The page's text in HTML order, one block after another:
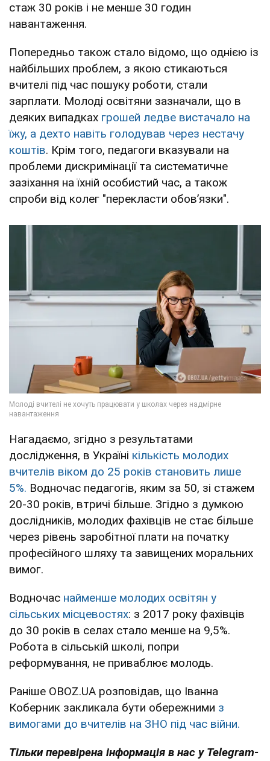
стаж 30 років і не менше 30 годин
навантаження.
Попередньо також стало відомо, що однією із
найбільших проблем, з якою стикаються
вчителі під час пошуку роботи, стали
зарплати. Молоді освітяни зазначали, що в
деяких випадках грошей ледве вистачало на
їжу, а дехто навіть голодував через нестачу
коштів. Крім того, педагоги вказували на
проблеми дискримінації та систематичне
зазіхання на їхній особистий час, а також
спроби від колег "перекласти обовʼязки".
Нагадаємо, згідно з результатами
дослідження, в Україні кількість молодих
вчителів віком до 25 років становить лише
5%. Водночас педагогів, яким за 50, зі стажем
20-30 років, втричі більше. Згідно з думкою
дослідників, молодих фахівців не стає більше
через рівень заробітної плати на початку
професійного шляху та завищених моральних
вимог.
Водночас найменше молодих освітян у
сільських місцевостях: з 2017 року фахівців
до 30 років в селах стало менше на 9,5%.
Робота в сільській школі, попри
реформування, не приваблює молодь.
Раніше OBOZ.UA розповідав, що Іванна
Коберник закликала бути обережними з
вимогами до вчителів на ЗНО під час війни.
Тільки перевірена інформація в нас у Telegram-